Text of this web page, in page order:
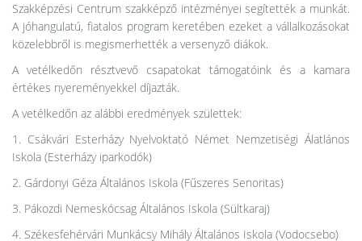
Szakképzési Centrum szakképző intézményei segítették a munkát.
A jóhangulatú, fiatalos program keretében ezeket a vállalkozásokat
közelebbről is megismerhették a versenyző diákok.
A vetélkedőn résztvevő csapatokat támogatóink és a kamara
értékes nyereményekkel díjazták.
A vetélkedőn az alábbi eredmények születtek:
1. Csákvári Esterházy Nyelvoktató Német Nemzetiségi Álatlános
Iskola (Esterházy iparkodók)
2. Gárdonyi Géza Általános Iskola (Fűszeres Senoritas)
3. Pákozdi Nemeskócsag Általános Iskola (Sültkaraj)
4. Székesfehérvári Munkácsy Mihály Általános Iskola (Vodocsebo)